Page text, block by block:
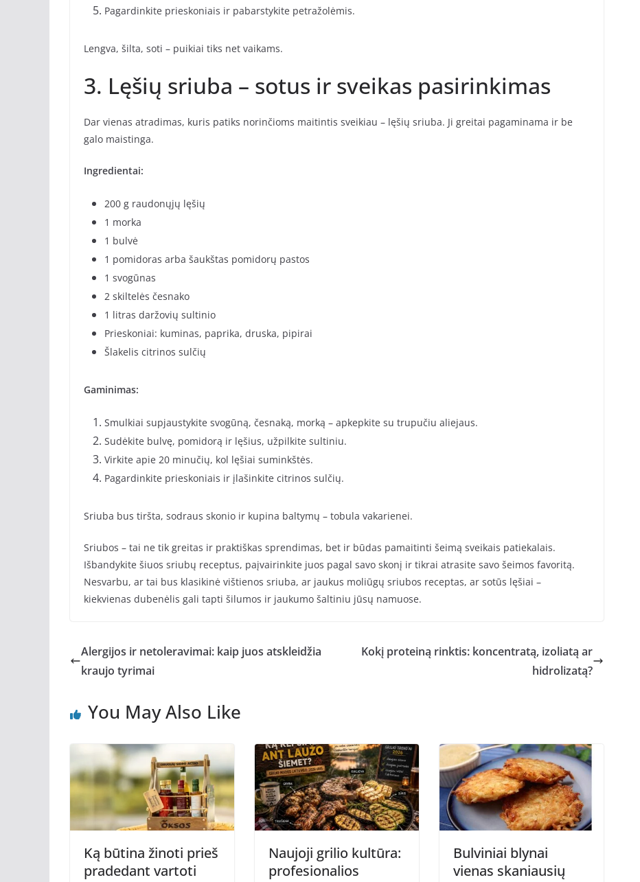
Pagardinkite prieskoniais ir pabarstykite petražolėmis.
Lengva, šilta, soti – puikiai tiks net vaikams.
3. Lęšių sriuba – sotus ir sveikas pasirinkimas
Dar vienas atradimas, kuris patiks norinčioms maitintis sveikiau – lęšių sriuba. Ji greitai pagaminama ir be
galo maistinga.
Ingredientai:
200 g raudonųjų lęšių
1 morka
1 bulvė
1 pomidoras arba šaukštas pomidorų pastos
1 svogūnas
2 skiltelės česnako
1 litras daržovių sultinio
Prieskoniai: kuminas, paprika, druska, pipirai
Šlakelis citrinos sulčių
Gaminimas:
Smulkiai supjaustykite svogūną, česnaką, morką – apkepkite su trupučiu aliejaus.
Sudėkite bulvę, pomidorą ir lęšius, užpilkite sultiniu.
Virkite apie 20 minučių, kol lęšiai suminkštės.
Pagardinkite prieskoniais ir įlašinkite citrinos sulčių.
Sriuba bus tiršta, sodraus skonio ir kupina baltymų – tobula vakarienei.
Sriubos – tai ne tik greitas ir praktiškas sprendimas, bet ir būdas pamaitinti šeimą sveikais patiekalais.
Išbandykite šiuos sriubų receptus, paįvairinkite juos pagal savo skonį ir tikrai atrasite savo šeimos favoritą.
Nesvarbu, ar tai bus klasikinė vištienos sriuba, ar jaukus moliūgų sriubos receptas, ar sotūs lęšiai –
kiekvienas dubenėlis gali tapti šilumos ir jaukumo šaltiniu jūsų namuose.
Alergijos ir netoleravimai: kaip juos atskleidžia
kraujo tyrimai
Kokį proteiną rinktis: koncentratą, izoliatą ar
hidrolizatą?
You May Also Like
Ką būtina žinoti prieš
pradedant vartoti
Naujoji grilio kultūra:
profesionalios
Bulviniai blynai
vienas skaniausių